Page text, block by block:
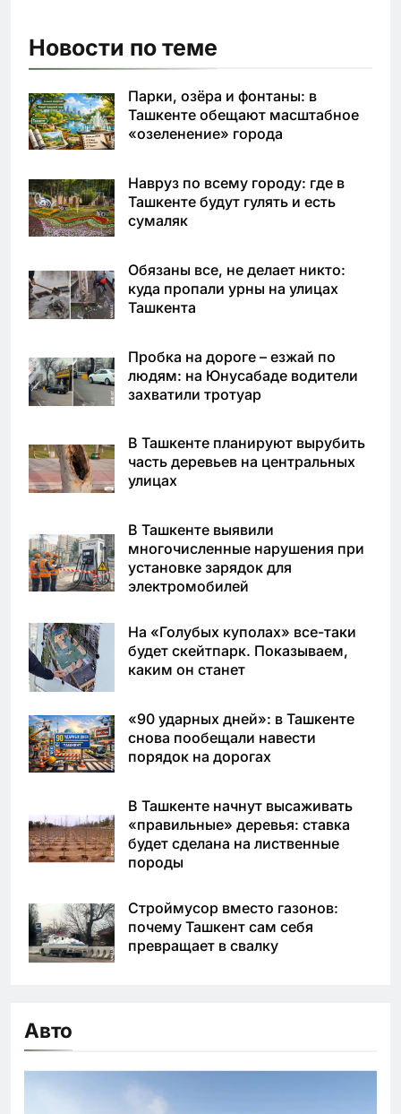
Новости по теме
Парки, озёра и фонтаны: в
Ташкенте обещают масштабное
«озеленение» города
Навруз по всему городу: где в
Ташкенте будут гулять и есть
сумаляк
Обязаны все, не делает никто:
куда пропали урны на улицах
Ташкента
Пробка на дороге – езжай по
людям: на Юнусабаде водители
захватили тротуар
В Ташкенте планируют вырубить
часть деревьев на центральных
улицах
В Ташкенте выявили
многочисленные нарушения при
установке зарядок для
электромобилей
На «Голубых куполах» все-таки
будет скейтпарк. Показываем,
каким он станет
«90 ударных дней»: в Ташкенте
снова пообещали навести
порядок на дорогах
В Ташкенте начнут высаживать
«правильные» деревья: ставка
будет сделана на лиственные
породы
Строймусор вместо газонов:
почему Ташкент сам себя
превращает в свалку
Авто